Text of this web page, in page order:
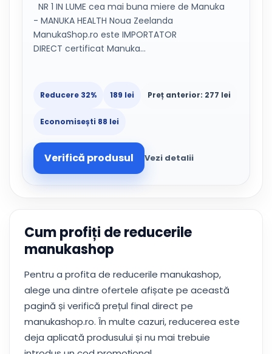
NR 1 IN LUME cea mai buna miere de Manuka
- MANUKA HEALTH Noua Zeelanda
ManukaShop.ro este IMPORTATOR
DIRECT certificat Manuka…
Reducere 32% 189 lei Preț anterior: 277 lei
Economisești 88 lei
Verifică produsul Vezi detalii
Cum profiți de reducerile
manukashop
Pentru a profita de reducerile manukashop,
alege una dintre ofertele afișate pe această
pagină și verifică prețul final direct pe
manukashop.ro. În multe cazuri, reducerea este
deja aplicată produsului și nu mai trebuie